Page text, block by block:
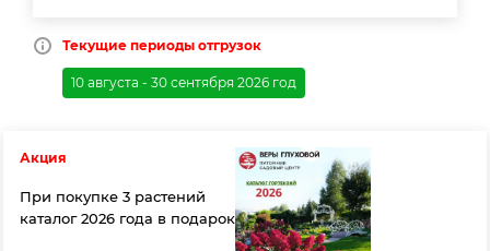
Текущие периоды отгрузок
10 августа - 30 сентября 2026 год
Акция
При покупке 3 растений
каталог 2026 года в подарок